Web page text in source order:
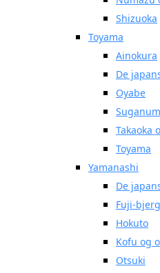
Shizuoka
Toyama
Ainokura
De
Oyabe
Takaoka
Toyama
Yamanashi
De
Fuji-
Hokuto
Kofu og
Otsuki